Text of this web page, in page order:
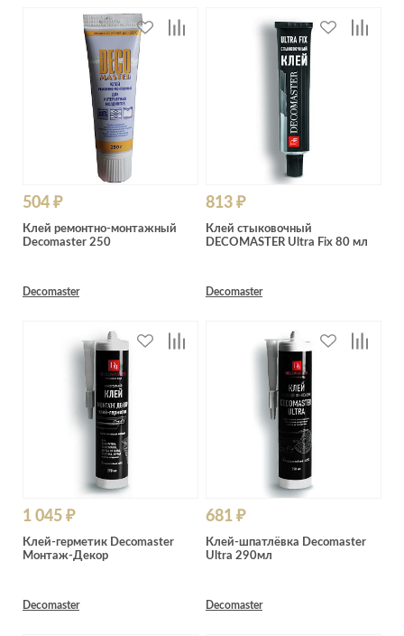
504 ₽
Клей ремонтно-монтажный
Decomaster 250
Decomaster
813 ₽
Клей стыковочный
DECOMASTER Ultra Fix 80 мл
Decomaster
1 045 ₽
Клей-герметик Decomaster
Монтаж-Декор
Decomaster
681 ₽
Клей-шпатлёвка Decomaster
Ultra 290мл
Decomaster